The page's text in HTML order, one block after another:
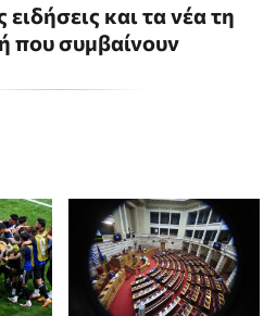
ειδήσεις και τα νέα τη
που συμβαίνουν